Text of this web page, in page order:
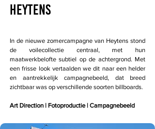
Heytens
In de nieuwe zomercampagne van Heytens stond
de voilecollectie centraal, met hun
maatwerkbelofte subtiel op de achtergrond. Met
een frisse look vertaalden we dit naar een helder
en aantrekkelijk campagnebeeld, dat breed
zichtbaar was op verschillende soorten billboards.
Art Direction | Fotoproductie | Campagnebeeld